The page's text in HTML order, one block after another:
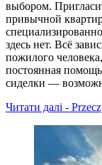
выбором.
привычной
здесь нет. Всё
пожилого
постоянная
сиделки —
Читати далі -